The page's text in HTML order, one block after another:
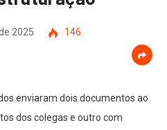
2025
146
enviaram dois documentos ao
dos colegas e outro com